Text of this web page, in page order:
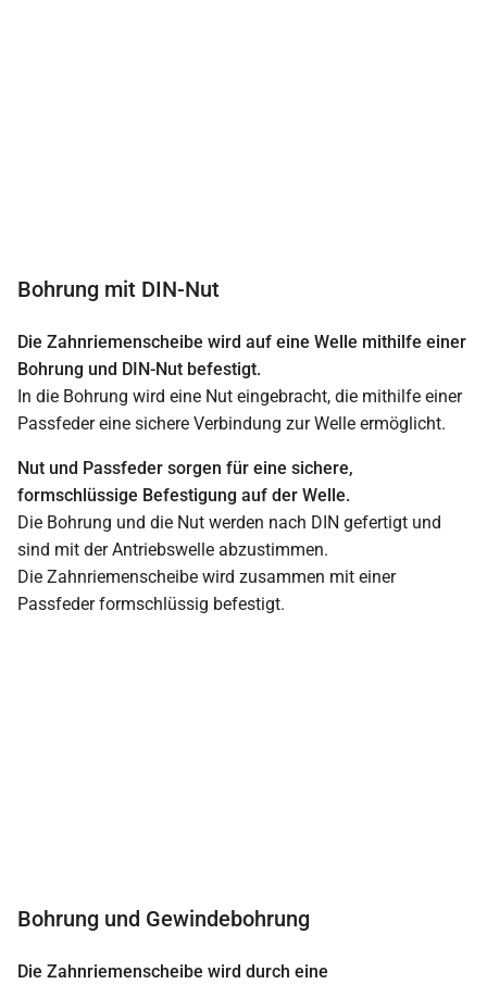
Bohrung mit DIN-Nut
Die Zahnriemenscheibe wird auf eine Welle mithilfe einer
Bohrung und DIN-Nut befestigt.
In die Bohrung wird eine Nut eingebracht, die mithilfe einer
Passfeder eine sichere Verbindung zur Welle ermöglicht.
Nut und Passfeder sorgen für eine sichere,
formschlüssige Befestigung auf der Welle.
Die Bohrung und die Nut werden nach DIN gefertigt und
sind mit der Antriebswelle abzustimmen.
Die Zahnriemenscheibe wird zusammen mit einer
Passfeder formschlüssig befestigt.
Bohrung und Gewindebohrung
Die Zahnriemenscheibe wird durch eine